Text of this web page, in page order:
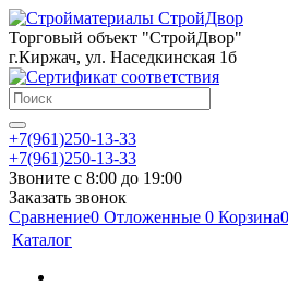
Торговый объект "СтройДвор"
г.Киржач, ул. Наседкинская 1б
+7(961)250-13-33
+7(961)250-13-33
Звоните с 8:00 до 19:00
Заказать звонок
Сравнение0 Отложенные 0 Корзина0
Каталог